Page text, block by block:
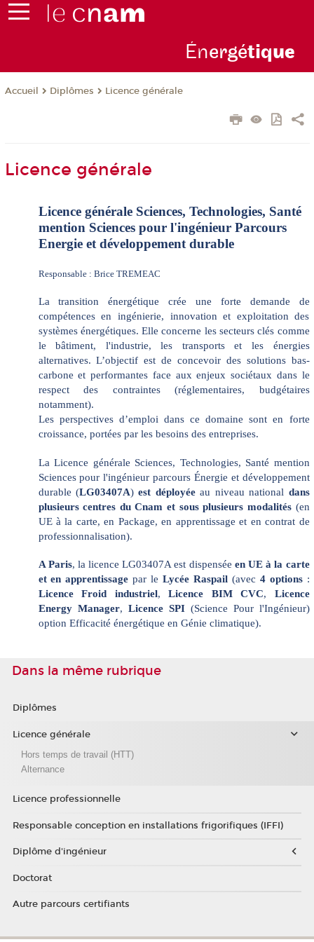
Énergétique
Accueil Diplômes Licence générale
Licence générale
Licence générale Sciences, Technologies, Santé
mention Sciences pour l'ingénieur Parcours
Energie et développement durable
Responsable : Brice TREMEAC
La transition énergétique crée une forte demande de
compétences en ingénierie, innovation et exploitation des
systèmes énergétiques. Elle concerne les secteurs clés comme
le bâtiment, l'industrie, les transports et les énergies
alternatives. L’objectif est de concevoir des solutions bas-
carbone et performantes face aux enjeux sociétaux dans le
respect des contraintes (réglementaires, budgétaires
notamment).
Les perspectives d’emploi dans ce domaine sont en forte
croissance, portées par les besoins des entreprises.
La Licence générale Sciences, Technologies, Santé mention
Sciences pour l'ingénieur parcours Énergie et développement
durable (LG03407A) est déployéeau niveau national dans
plusieurs centres du Cnam et sous plusieurs modalités(en
UE à la carte, en Package, en apprentissage et en contrat de
professionnalisation).
A Paris, la licence LG03407A est dispensée en UE à la carte
et en apprentissage par leLycée Raspail (avec 4 options:
Licence Froid industriel, Licence BIM CVC, Licence
Energy Manager, Licence SPI(Science Pour l'Ingénieur)
option Efficacité énergétique en Génie climatique).
Dans la même rubrique
Diplômes
Licence générale
Hors temps de travail (HTT)
Alternance
Licence professionnelle
Responsable conception en installations frigorifiques (IFFI)
Diplôme d'ingénieur
Doctorat
Autre parcours certifiants